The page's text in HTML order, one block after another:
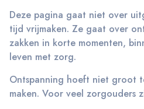
Deze pagina gaat niet over
tijd vrijmaken. Ze gaat over
zakken in korte momenten,
leven met zorg.
Ontspanning hoeft niet groot
maken. Voor veel zorgouders